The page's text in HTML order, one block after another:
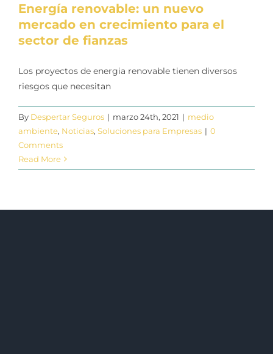
Energía renovable: un nuevo
mercado en crecimiento para el
sector de fianzas
Los proyectos de energia renovable tienen diversos
riesgos que necesitan
By Despertar Seguros | marzo 24th, 2021 | medio
ambiente, Noticias, Soluciones para Empresas | 0
Comments
Read More